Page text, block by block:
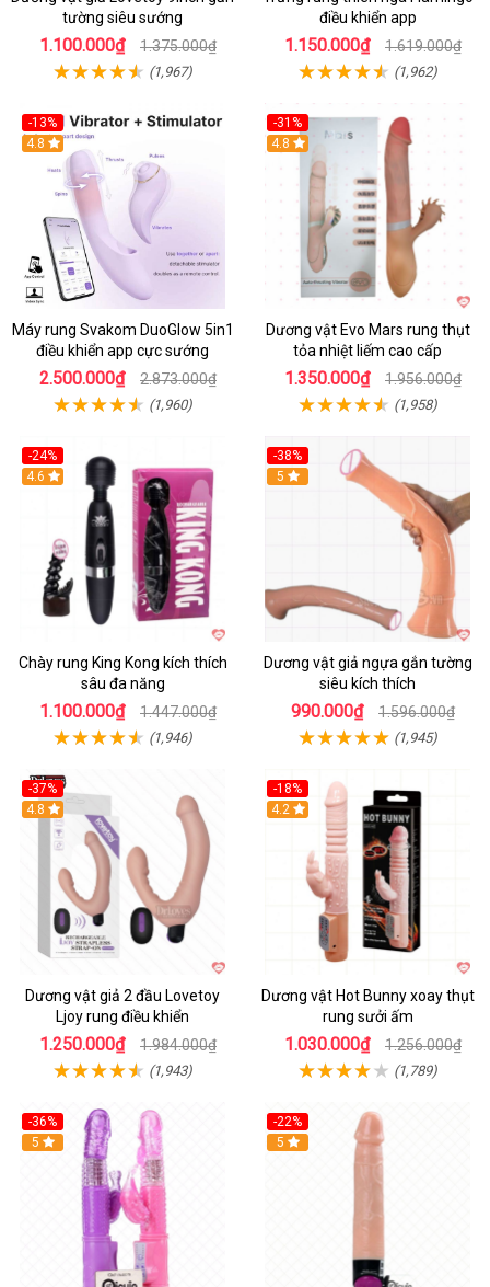
tường siêu sướng
1.100.000₫ 1.375.000₫
(1,967)
điều khiển app
1.150.000₫ 1.619.000₫
(1,962)
-13%
4.8
Máy rung Svakom DuoGlow 5in1
điều khiển app cực sướng
2.500.000₫ 2.873.000₫
(1,960)
-31%
4.8
Dương vật Evo Mars rung thụt
tỏa nhiệt liếm cao cấp
1.350.000₫ 1.956.000₫
(1,958)
-24%
4.6
Chày rung King Kong kích thích
sâu đa năng
1.100.000₫ 1.447.000₫
(1,946)
-38%
Hot
5
Dương vật giả ngựa gắn tường
siêu kích thích
990.000₫ 1.596.000₫
(1,945)
-37%
Hot
4.8
Dương vật giả 2 đầu Lovetoy
Ljoy rung điều khiển
1.250.000₫ 1.984.000₫
(1,943)
-18%
Hot
4.2
Dương vật Hot Bunny xoay thụt
rung sưởi ấm
1.030.000₫ 1.256.000₫
(1,789)
-36%
Hot
5
-22%
Hot
5